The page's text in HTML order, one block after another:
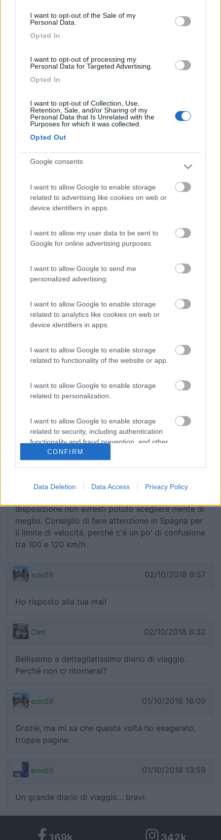
I want to opt-out of the Sale of my
Personal Data.
Opted In
I want to opt-out of processing my
Personal Data for Targeted Advertising.
Opted In
I want to opt-out of Collection, Use,
Retention, Sale, and/or Sharing of my
Personal Data that Is Unrelated with the
Purposes for which it was collected.
Opted Out
Google consents
I want to allow Google to enable storage
related to advertising like cookies on web or
device identifiers in apps.
I want to allow my user data to be sent to
Google for online advertising purposes.
I want to allow Google to send me
personalized advertising.
I want to allow Google to enable storage
related to analytics like cookies on web or
device identifiers in apps.
I want to allow Google to enable storage
related to functionality of the website or app.
I want to allow Google to enable storage
related to personalization.
I want to allow Google to enable storage
related to security, including authentication
functionality and fraud prevention, and other
user protection.
CONFIRM
Data Deletion Data Access Privacy Policy
Loginpercommentare.
ezio59
Ciao, grazie. Per il periodo invernale credo che
non si possa scegliere che il sud, quindi l'Algarve.
perchè ho visto il Portogallo solo nel mese di
luglio.
noi vorremmo andarci da gennaio a marzo per
svernare, quale zona calda mi consigli? Grazie
14/10/2018 20:39
dove andare all'ultimo minuto lo prenda e parta
per il Portogallo, così avrà un senso oltre che per
13/10/2018 11:21
Complimenti! Bellissimo diario.
02/10/2018 10:56
per questo diario molto ben fatto. Io in Portogallo
disposizione non avresti potuto scegliere niente di
meglio. Consiglio di fare attenzione in Spagna per
il limite di velocitá, perché c'é un po' di confusione
tra 100 e 120 km/h.
ezio59 02/10/2018 9:57
Ho risposto alla tua mail
Clint 02/10/2018 8:32
Bellissimo e dettagliatissimo diario di viaggio.
Perchè non ci ritornerai?
ezio59 01/10/2018 18:09
Grazie, ma mi sa che questa volta ho esagerato,
troppe pagine.
eros55 01/10/2018 13:59
Un grande diario di viaggio... bravi.
169k 342k